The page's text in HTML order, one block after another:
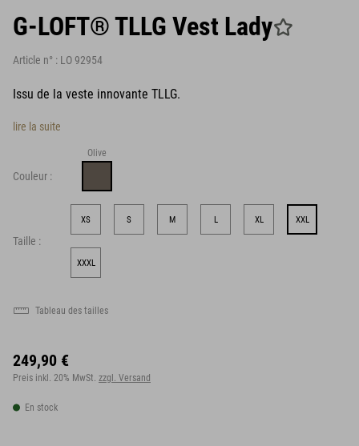
G-LOFT® TLLG Vest Lady
Article n° : LO 92954
Issu de la veste innovante TLLG.
lire la suite
Couleur :
Olive
Taille :
XS S M L XL XXL
XXXL
Tableau des tailles
249,90 €
Preis inkl. 20% MwSt. zzgl. Versand
En stock